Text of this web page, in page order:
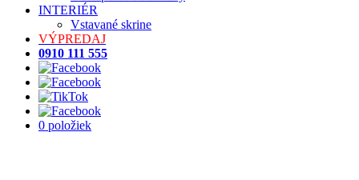
INTERIÉR
Vstavané skrine
VÝPREDAJ
0910 111 555
0 položiek